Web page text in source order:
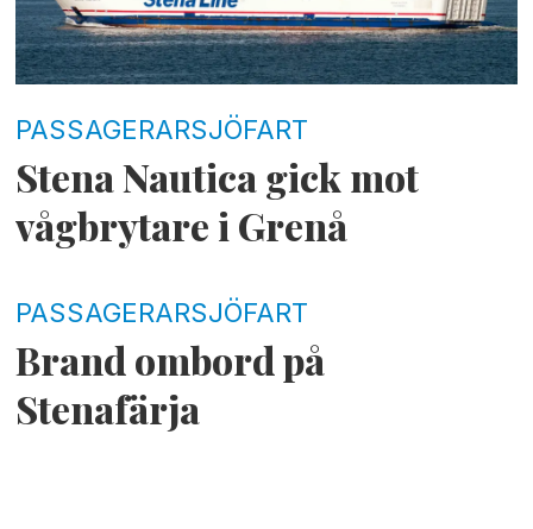
PASSAGERARSJÖFART
Stena Nautica gick mot
vågbrytare i Grenå
PASSAGERARSJÖFART
Brand ombord på
Stenafärja